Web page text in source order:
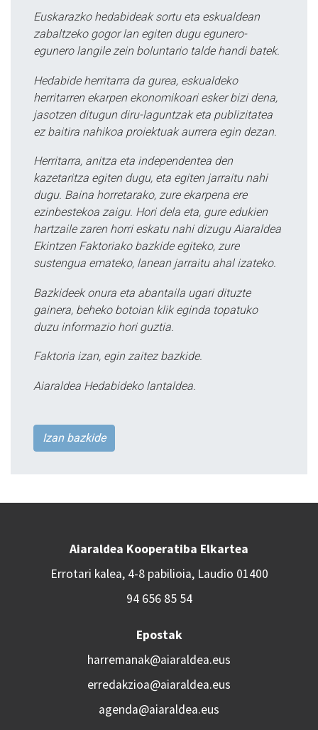
Euskarazko hedabideak sortu eta eskualdean
zabaltzeko gogor lan egiten dugu egunero-
egunero langile zein boluntario talde handi batek.
Hedabide herritarra da gurea, eskualdeko
herritarren ekarpen ekonomikoari esker bizi dena,
jasotzen ditugun diru-laguntzak eta publizitatea
ez baitira nahikoa proiektuak aurrera egin dezan.
Herritarra, anitza eta independentea den
kazetaritza egiten dugu, eta egiten jarraitu nahi
dugu. Baina horretarako, zure ekarpena ere
ezinbestekoa zaigu. Hori dela eta, gure edukien
hartzaile zaren horri eskatu nahi dizugu Aiaraldea
Ekintzen Faktoriako bazkide egiteko, zure
sustengua emateko, lanean jarraitu ahal izateko.
Bazkideek onura eta abantaila ugari dituzte
gainera, beheko botoian klik eginda topatuko
duzu informazio hori guztia.
Faktoria izan, egin zaitez bazkide.
Aiaraldea Hedabideko lantaldea.
Izan bazkide
Aiaraldea Kooperatiba Elkartea
Errotari kalea, 4-8 pabilioia, Laudio 01400
94 656 85 54
Epostak
harremanak@aiaraldea.eus
erredakzioa@aiaraldea.eus
agenda@aiaraldea.eus